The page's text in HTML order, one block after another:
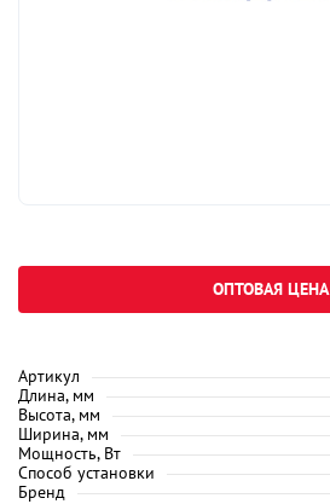
Артикул
Длина, мм
Высота, мм
Ширина, мм
Мощность, Вт
Способ установки
Бренд
ОПТОВАЯ ЦЕНА